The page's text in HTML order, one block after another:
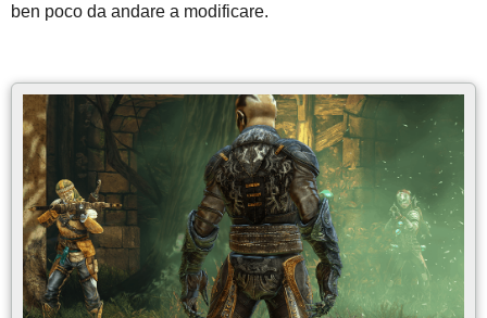
ben poco da andare a modificare.